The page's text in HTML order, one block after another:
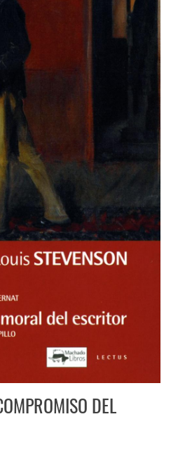
DEL